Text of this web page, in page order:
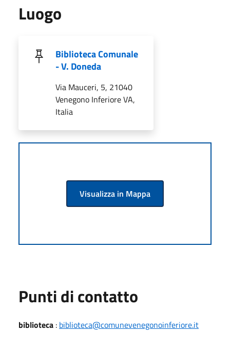
Luogo
Biblioteca Comunale
- V. Doneda
Via Mauceri, 5, 21040
Venegono Inferiore VA,
Italia
Visualizza in Mappa
Punti di contatto
biblioteca : biblioteca@comunevenegonoinferiore.it